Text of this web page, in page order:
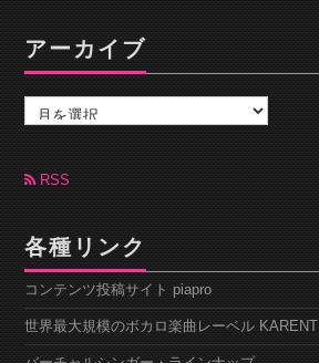
アーカイブ
カ
ブ RSS
各種リンク
コンテンツ投稿サイト piapro
世界最大規模のボカロ楽曲レーベル KARENT